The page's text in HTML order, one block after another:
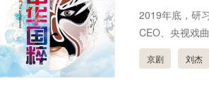
2019年底，研
CEO、央视戏
京剧 刘杰